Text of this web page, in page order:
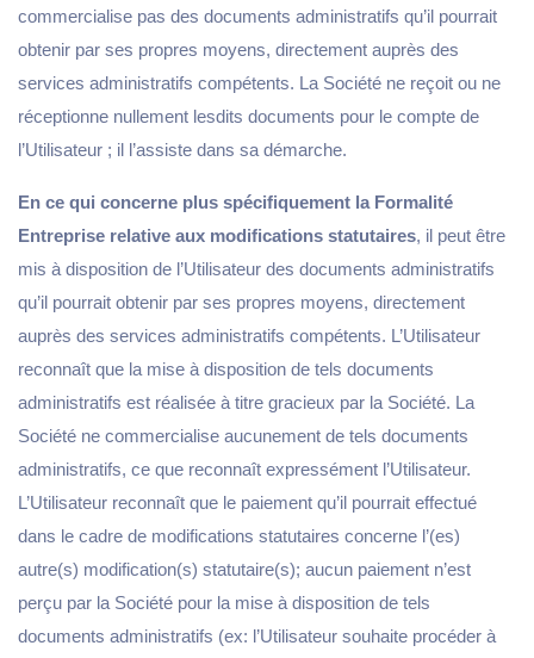
commercialise pas des documents administratifs qu’il pourrait
obtenir par ses propres moyens, directement auprès des
services administratifs compétents. La Société ne reçoit ou ne
réceptionne nullement lesdits documents pour le compte de
l’Utilisateur ; il l’assiste dans sa démarche.
En ce qui concerne plus spécifiquement la Formalité
Entreprise relative aux modifications statutaires, il peut être
mis à disposition de l’Utilisateur des documents administratifs
qu’il pourrait obtenir par ses propres moyens, directement
auprès des services administratifs compétents. L’Utilisateur
reconnaît que la mise à disposition de tels documents
administratifs est réalisée à titre gracieux par la Société. La
Société ne commercialise aucunement de tels documents
administratifs, ce que reconnaît expressément l’Utilisateur.
L’Utilisateur reconnaît que le paiement qu’il pourrait effectué
dans le cadre de modifications statutaires concerne l’(es)
autre(s) modification(s) statutaire(s); aucun paiement n’est
perçu par la Société pour la mise à disposition de tels
documents administratifs (ex: l’Utilisateur souhaite procéder à